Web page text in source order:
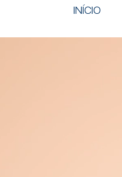
INÍCIO